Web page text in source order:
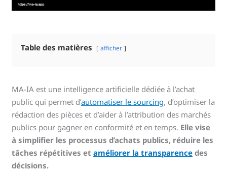
Table des matières afficher
MA-IA est une intelligence artificielle dédiée à l’achat
public qui permet d’automatiser le sourcing, d’optimiser la
rédaction des pièces et d’aider à l’attribution des marchés
publics pour gagner en conformité et en temps. Elle vise
à simplifier les processus d’achats publics, réduire les
tâches répétitives etaméliorer la transparence des
décisions.